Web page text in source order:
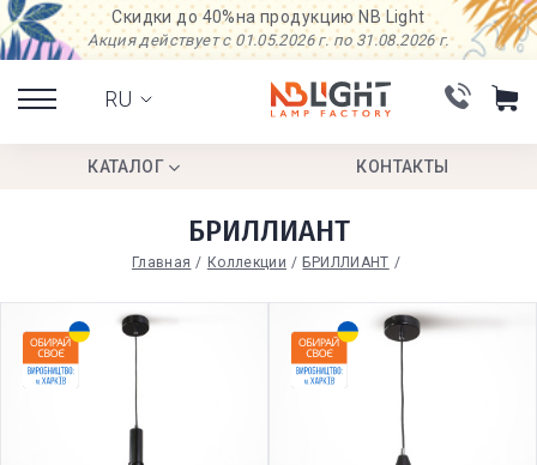
Скидки до 40%на продукцию NB Light
Акция действует с 01.05.2026 г. по 31.08.2026 г.
RU
КАТАЛОГ КОНТАКТЫ
БРИЛЛИАНТ
Главная Коллекции БРИЛЛИАНТ